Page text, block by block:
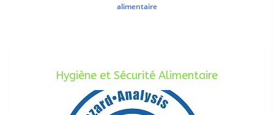
alimentaire
Hygiène et Sécurité Alimentaire